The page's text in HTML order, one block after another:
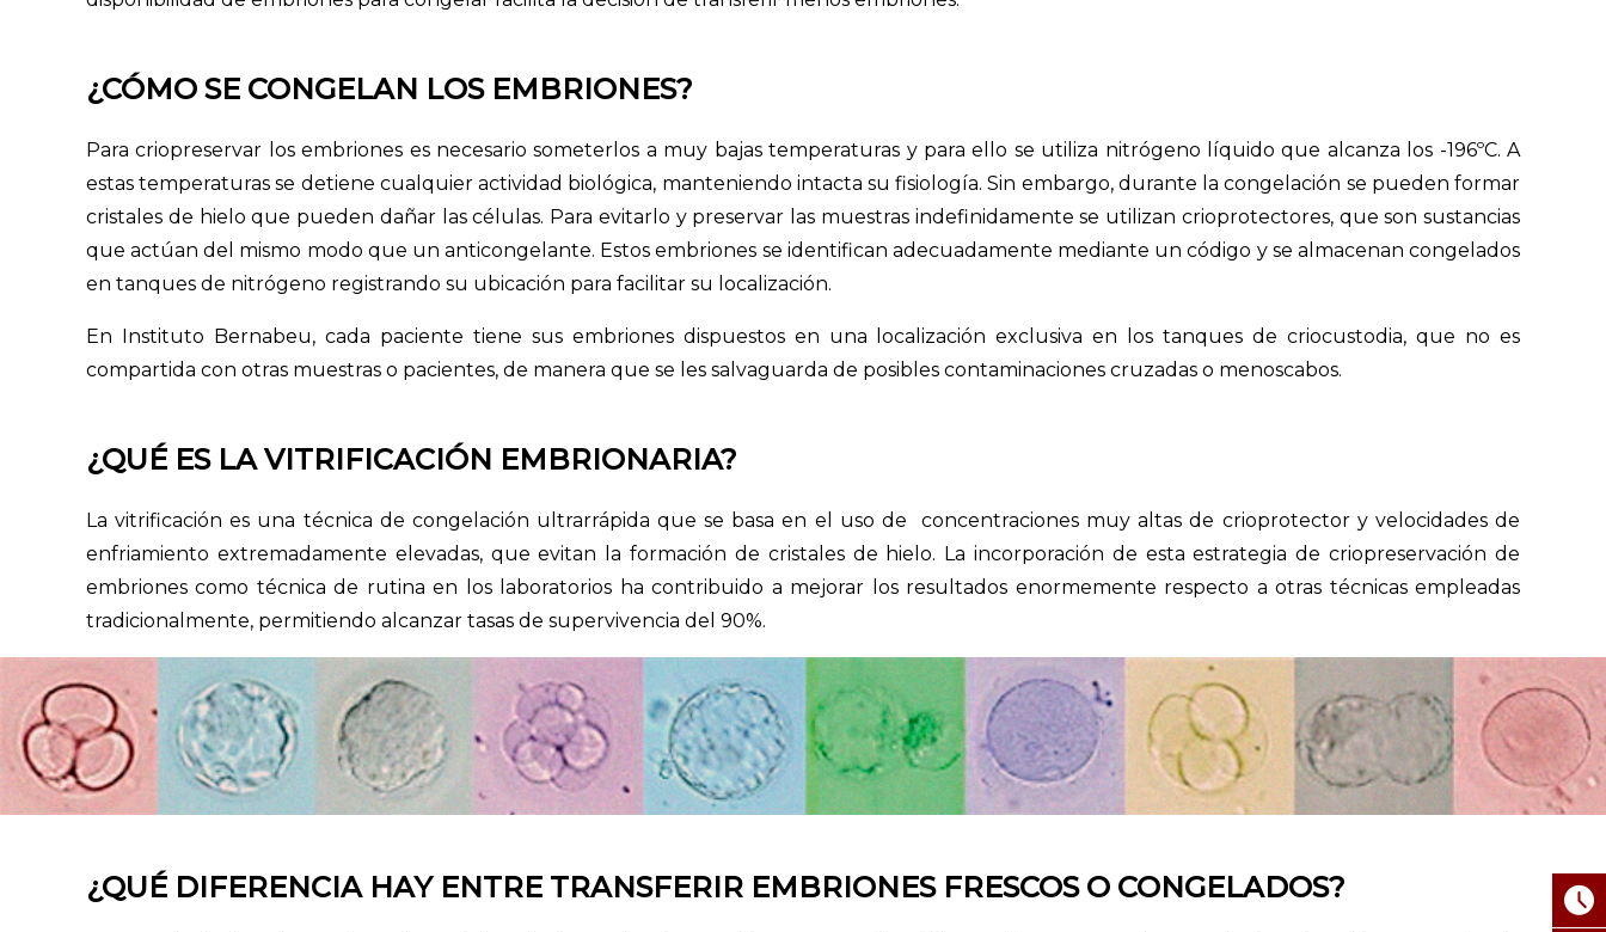
¿CÓMO SE CONGELAN LOS EMBRIONES?
Para criopreservar los embriones es necesario someterlos a muy bajas temperaturas y para ello se utiliza nitrógeno líquido que alcanza los -196ºC. A
estas temperaturas se detiene cualquier actividad biológica, manteniendo intacta su fisiología. Sin embargo, durante la congelación se pueden formar
cristales de hielo que pueden dañar las células. Para evitarlo y preservar las muestras indefinidamente se utilizan crioprotectores, que son sustancias
que actúan del mismo modo que un anticongelante. Estos embriones se identifican adecuadamente mediante un código y se almacenan congelados
en tanques de nitrógeno registrando su ubicación para facilitar su localización.
En Instituto Bernabeu, cada paciente tiene sus embriones dispuestos en una localización exclusiva en los tanques de criocustodia, que no es
compartida con otras muestras o pacientes, de manera que se les salvaguarda de posibles contaminaciones cruzadas o menoscabos.
¿QUÉ ES LA VITRIFICACIÓN EMBRIONARIA?
La vitrificación es una técnica de congelación ultrarrápida que se basa en el uso de concentraciones muy altas de crioprotector y velocidades de
enfriamiento extremadamente elevadas, que evitan la formación de cristales de hielo. La incorporación de esta estrategia de criopreservación de
embriones como técnica de rutina en los laboratorios ha contribuido a mejorar los resultados enormemente respecto a otras técnicas empleadas
tradicionalmente, permitiendo alcanzar tasas de supervivencia del 90%.
¿QUÉ DIFERENCIA HAY ENTRE TRANSFERIR EMBRIONES FRESCOS O CONGELADOS?